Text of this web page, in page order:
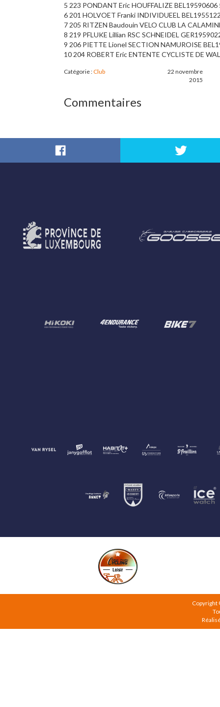
5 223 PONDANT Eric HOUFFALIZE BEL19590606
6 201 HOLVOET Franki INDIVIDUEEL
7 205 RITZEN Baudouin VELO CLUB LA
8 219 PFLUKE Lillian RSC SCHNEIDEL
9 206 PIETTE Lionel SECTION NAMUROISE
10 204 ROBERT Eric ENTENTE CYCLISTE DE
Catégorie :Club
22 novembre
2015
Commentaires